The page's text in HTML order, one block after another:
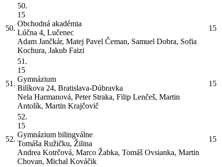
50.
50.
15
Obchodná akadémia
Lúčna 4, Lučenec
Adam Jančkár, Matej Pavel Čeman, Samuel Dobra, Sofia
Kochura, Jakub Faizi
15
51.
51.
15
Gymnázium
Bilíkova 24, Bratislava-Dúbravka
Nela Harmanová, Peter Straka, Filip Lenčeš, Martin
Antolík, Martin Krajčovič
15
52.
52.
15
Gymnázium bilingválne
Tomáša Ružičku, Žilina
Andrea Kotrčová, Marco Žabka, Tomáš Ovsianka, Martin
Chovan, Michal Kováčik
15